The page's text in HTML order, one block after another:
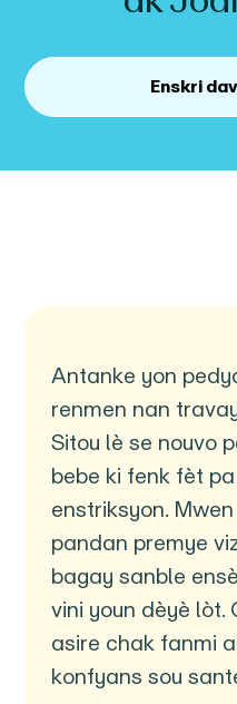
Enskri
Antanke yon
renmen nan
Sitou lè se nouvo
bebe ki fenk fèt
enstriksyon.
pandan premye
bagay sanble
vini youn dèyè lòt.
asire chak fanmi
konfyans sou